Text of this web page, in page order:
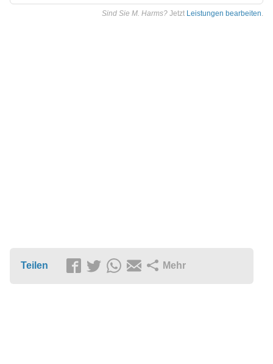
Sind Sie M. Harms? Jetzt Leistungen bearbeiten.
Teilen Mehr